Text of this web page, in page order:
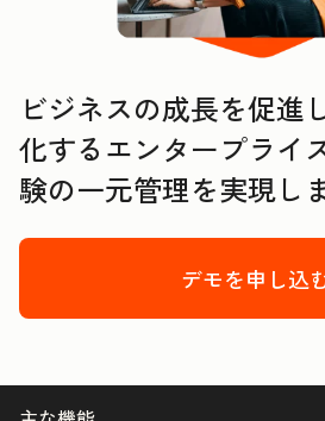
ビジネスの成長を促進
化するエンタープライ
験の一元管理を実現し
デモを申し込